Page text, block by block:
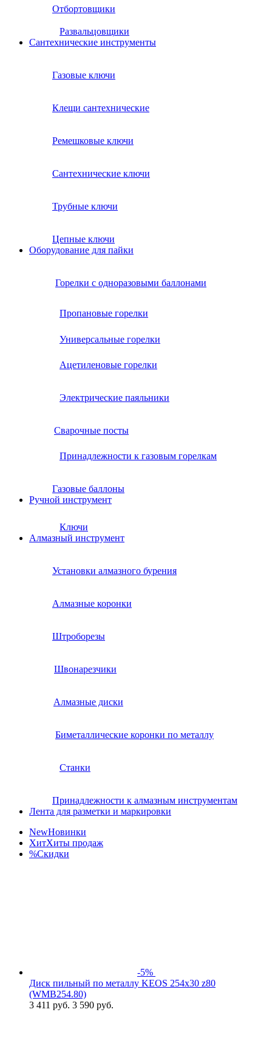
Отбортовщики
Развальцовщики
Сантехнические инcтрументы
Газовые ключи
Клещи сантехнические
Ремешковые ключи
Сантехнические ключи
Трубные ключи
Цепные ключи
Оборудование для пайки
Горелки с одноразовыми баллонами
Пропановые горелки
Универсальные горелки
Ацетиленовые горелки
Электрические паяльники
Сварочные посты
Принадлежности к газовым горелкам
Газовые баллоны
Ручной инструмент
Ключи
Алмазный инструмент
Установки алмазного бурения
Алмазные коронки
Штроборезы
Швонарезчики
Алмазные диски
Биметаллические коронки по металлу
Станки
Принадлежности к алмазным инструментам
Лента для разметки и маркировки
NewНовинки
ХитХиты продаж
%Скидки
-5%
Диск пильный по металлу KEOS 254x30 z80
(WMB254.80)
3 411 руб. 3 590 руб.